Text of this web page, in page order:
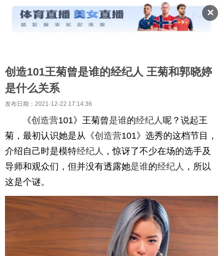
✕
创造101王菊曾是谁的经纪人 王菊和郭晓婷
是什么关系
发布日期：2021-12-22 17:14:36
《创造营101》王菊曾是谁的经纪人呢？说起王
菊，最初认识她是从《创造营101》选秀的这档节目，
介绍自己时是模特经纪人 ，惊讶了不少在场的选手及
导师和观众们，但并没有透露她是谁的经纪人 ，所以
这是个谜。